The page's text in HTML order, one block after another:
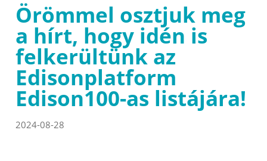
Örömmel osztjuk meg
a hírt, hogy idén is
felkerültünk az
Edisonplatform
Edison100-as listájára!
2024-08-28